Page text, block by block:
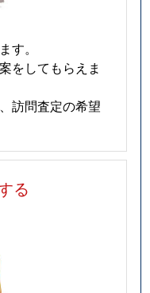
す。
をしてもらえま
訪問査定の希望
る